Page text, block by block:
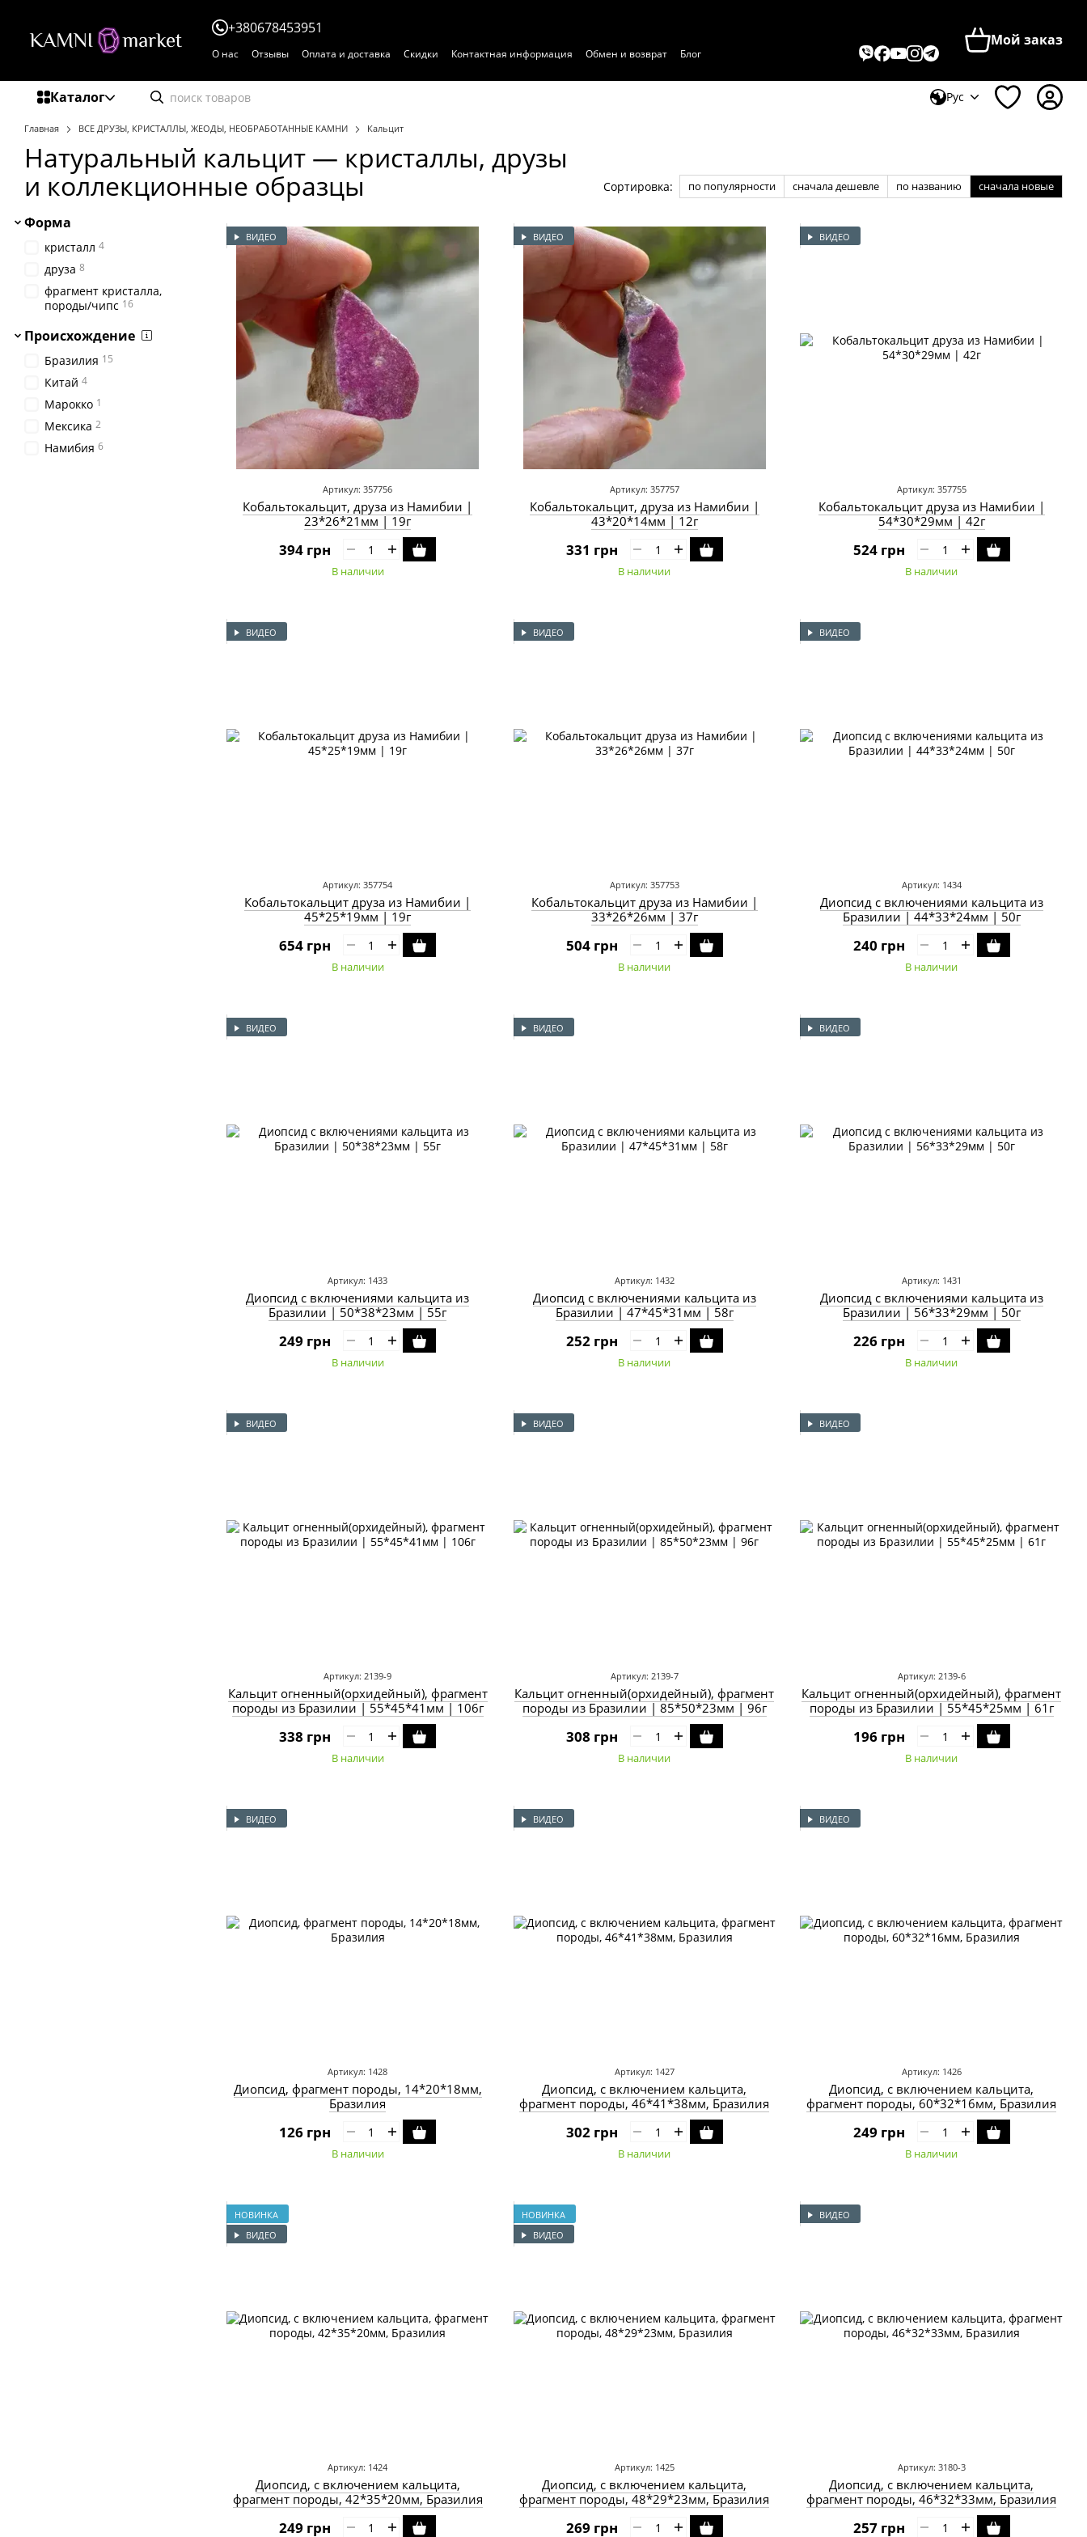
+380678453951
О нас Отзывы Оплата и доставка Скидки Контактная информация Обмен и возврат
Блог
Мой заказ
Каталог Рус
Главная ВСЕ ДРУЗЫ, КРИСТАЛЛЫ, ЖЕОДЫ, НЕОБРАБОТАННЫЕ КАМНИ Кальцит
Натуральный кальцит — кристаллы, друзы
и коллекционные образцы
Сортировка: по популярности сначала дешевле по названию сначала новые
ВИДЕО
Артикул: 357756
Кобальтокальцит, друза из Намибии |
23*26*21мм | 19г
394 грн
В наличии
ВИДЕО
Артикул: 357757
Кобальтокальцит, друза из Намибии |
43*20*14мм | 12г
331 грн
В наличии
ВИДЕО
Артикул: 357755
Кобальтокальцит друза из Намибии |
54*30*29мм | 42г
524 грн
В наличии
ВИДЕО
Артикул: 357754
Кобальтокальцит друза из Намибии |
45*25*19мм | 19г
654 грн
В наличии
ВИДЕО
Артикул: 357753
Кобальтокальцит друза из Намибии |
33*26*26мм | 37г
504 грн
В наличии
ВИДЕО
Артикул: 1434
Диопсид с включениями кальцита из
Бразилии | 44*33*24мм | 50г
240 грн
В наличии
ВИДЕО
Артикул: 1433
Диопсид с включениями кальцита из
Бразилии | 50*38*23мм | 55г
249 грн
В наличии
ВИДЕО
Артикул: 1432
Диопсид с включениями кальцита из
Бразилии | 47*45*31мм | 58г
252 грн
В наличии
ВИДЕО
Артикул: 1431
Диопсид с включениями кальцита из
Бразилии | 56*33*29мм | 50г
226 грн
В наличии
ВИДЕО
Артикул: 2139-9
Кальцит огненный(орхидейный), фрагмент
породы из Бразилии | 55*45*41мм | 106г
338 грн
В наличии
ВИДЕО
Артикул: 2139-7
Кальцит огненный(орхидейный), фрагмент
породы из Бразилии | 85*50*23мм | 96г
308 грн
В наличии
ВИДЕО
Артикул: 2139-6
Кальцит огненный(орхидейный), фрагмент
породы из Бразилии | 55*45*25мм | 61г
196 грн
В наличии
ВИДЕО
Артикул: 1428
Диопсид, фрагмент породы, 14*20*18мм,
Бразилия
126 грн
В наличии
ВИДЕО
Артикул: 1427
Диопсид, с включением кальцита,
фрагмент породы, 46*41*38мм, Бразилия
302 грн
В наличии
ВИДЕО
Артикул: 1426
Диопсид, с включением кальцита,
фрагмент породы, 60*32*16мм, Бразилия
249 грн
В наличии
НОВИНКА
ВИДЕО
Артикул: 1424
Диопсид, с включением кальцита,
фрагмент породы, 42*35*20мм, Бразилия
249 грн
НОВИНКА
ВИДЕО
Артикул: 1425
Диопсид, с включением кальцита,
фрагмент породы, 48*29*23мм, Бразилия
269 грн
ВИДЕО
Артикул: 3180-3
Диопсид, с включением кальцита,
фрагмент породы, 46*32*33мм, Бразилия
257 грн
Форма
кристалл 4
друза 8
фрагмент кристалла,
породы/чипс 16
Происхождение
Бразилия 15
Китай 4
Марокко 1
Мексика 2
Намибия 6